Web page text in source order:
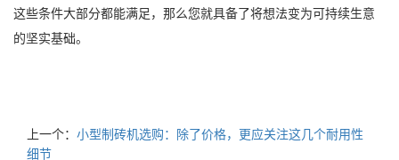
这些条件大部分都能满足，那么您就具备了将想法变为可持续生意
的坚实基础。
上一个： 小型制砖机选购：除了价格，更应关注这几个耐用性
细节